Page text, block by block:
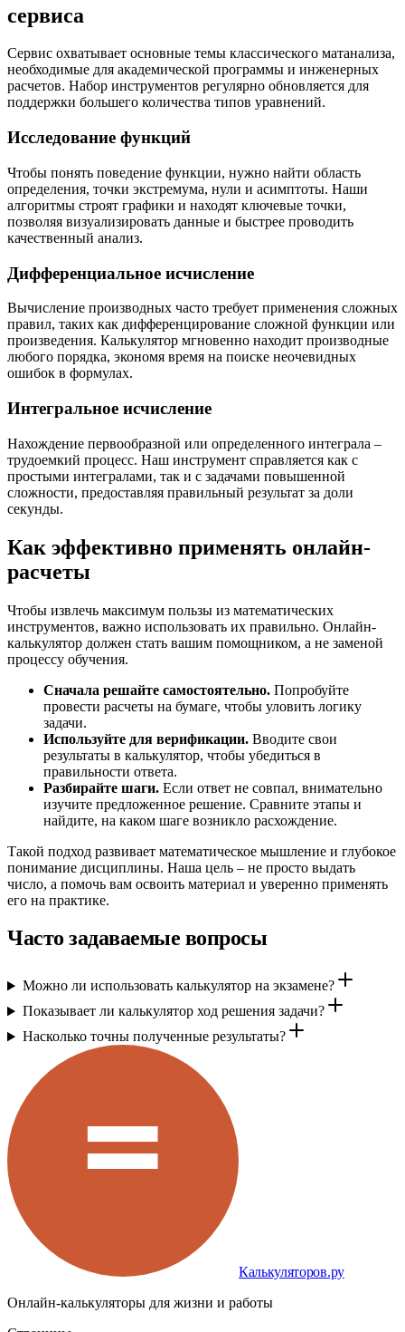
сервиса
Сервис охватывает основные темы классического матанализа,
необходимые для академической программы и инженерных
расчетов. Набор инструментов регулярно обновляется для
поддержки большего количества типов уравнений.
Исследование функций
Чтобы понять поведение функции, нужно найти область
определения, точки экстремума, нули и асимптоты. Наши
алгоритмы строят графики и находят ключевые точки,
позволяя визуализировать данные и быстрее проводить
качественный анализ.
Дифференциальное исчисление
Вычисление производных часто требует применения сложных
правил, таких как дифференцирование сложной функции или
произведения. Калькулятор мгновенно находит производные
любого порядка, экономя время на поиске неочевидных
ошибок в формулах.
Интегральное исчисление
Нахождение первообразной или определенного интеграла –
трудоемкий процесс. Наш инструмент справляется как с
простыми интегралами, так и с задачами повышенной
сложности, предоставляя правильный результат за доли
секунды.
Как эффективно применять онлайн-
расчеты
Чтобы извлечь максимум пользы из математических
инструментов, важно использовать их правильно. Онлайн-
калькулятор должен стать вашим помощником, а не заменой
процессу обучения.
Сначала решайте самостоятельно. Попробуйте
провести расчеты на бумаге, чтобы уловить логику
задачи.
Используйте для верификации. Вводите свои
результаты в калькулятор, чтобы убедиться в
правильности ответа.
Разбирайте шаги. Если ответ не совпал, внимательно
изучите предложенное решение. Сравните этапы и
найдите, на каком шаге возникло расхождение.
Такой подход развивает математическое мышление и глубокое
понимание дисциплины. Наша цель – не просто выдать
число, а помочь вам освоить материал и уверенно применять
его на практике.
Часто задаваемые вопросы
Можно ли использовать калькулятор на экзамене?
Показывает ли калькулятор ход решения задачи?
Насколько точны полученные результаты?
Калькуляторов.ру
Онлайн-калькуляторы для жизни и работы